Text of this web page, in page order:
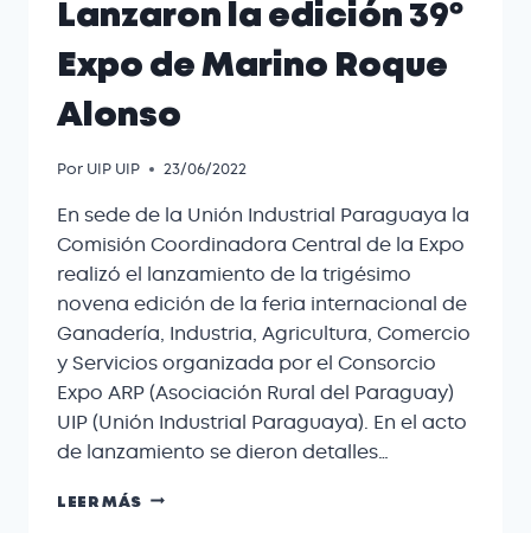
Lanzaron la edición 39º
Expo de Marino Roque
Alonso
Por UIP UIP 23/06/2022
En sede de la Unión Industrial Paraguaya la
Comisión Coordinadora Central de la Expo
realizó el lanzamiento de la trigésimo
novena edición de la feria internacional de
Ganadería, Industria, Agricultura, Comercio
y Servicios organizada por el Consorcio
Expo ARP (Asociación Rural del Paraguay)
UIP (Unión Industrial Paraguaya). En el acto
de lanzamiento se dieron detalles…
LEER MÁS